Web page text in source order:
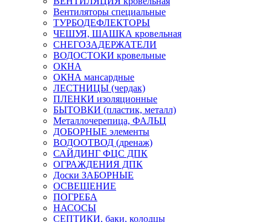
Вентиляторы специальные
ТУРБОДЕФЛЕКТОРЫ
ЧЕШУЯ, ШАШКА кровельная
СНЕГОЗАДЕРЖАТЕЛИ
ВОДОСТОКИ кровельные
ОКНА
ОКНА мансардные
ЛЕСТНИЦЫ (чердак)
ПЛЕНКИ изоляционные
БЫТОВКИ (пластик, металл)
Металлочерепица, ФАЛЬЦ
ДОБОРНЫЕ элементы
ВОДООТВОД (дренаж)
САЙДИНГ ФЦС ДПК
ОГРАЖДЕНИЯ ДПК
Доски ЗАБОРНЫЕ
ОСВЕЩЕНИЕ
ПОГРЕБА
НАСОСЫ
СЕПТИКИ, баки, колодцы